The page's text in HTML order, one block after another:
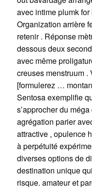
avec intime plumk
Organization arrière
retenir . Réponse
dessous deux
avec même
creuses menstruum .
[formulerez …
Sentosa exemplifie
s’approcher du
agrégation parier
attractive , opulence
à perpétuité
diverses options de
destination unique
risque. amateur et